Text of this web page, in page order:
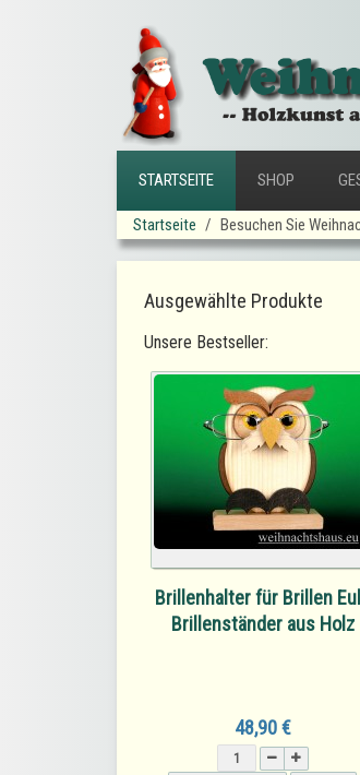
STARTSEITE SHOP
Startseite Besuchen Sie
Ausgewählte Produkte
Unsere Bestseller:
Brillenhalter für Brillen
Brillenständer aus Holz
48,90 €